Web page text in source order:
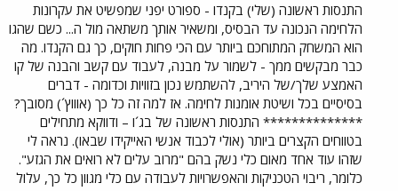
התנסות ראשונה (שלי) בקנדו - ספורט יפני שמפשיט את עקרונות
הלחימה הנכונה עד הבסיס, ומשאיר אותך משתאה מול ה... כשם שהגו
הוא המשחק המתוחכם ביותר עם הכי פחות חוקים, כך גם הקנדו. מה
כבר מבקשים ממך - לשמור על מבנה, לעבוד עם קשב והבנה של קו
האמצע שלך/של היריב, להשתמש נכון בזוויות וכדומה - דברים
בסיסיים בכל ושיטת אומנות לחימה. אז למה זה כל כך (אוווץ´) מסובך?
************** התנסות ראשונה של בג´ו – ודווקא מתחילים
בטווחים הקצרים ביותר (אולי לכבוד אנשי האייקידו שבאו). נראה לי
שזהו עוד אחד מאום כלי נשק בהם "מרוב עלים לא רואים את הגזע".
כלומר, ריבוי הטכניקות והאפשרויות לעבודה עם כלי מגוון כל כך, עלול